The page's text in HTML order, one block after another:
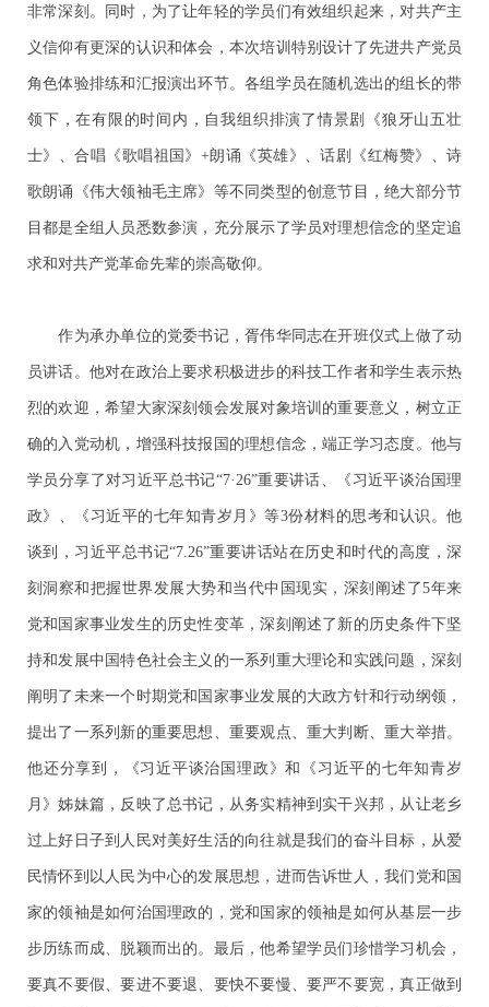
非常深刻。同时，为了让年轻的学员们有效组织起来，对共产主
义信仰有更深的认识和体会，本次培训特别设计了先进共产党员
角色体验排练和汇报演出环节。各组学员在随机选出的组长的带
领下，在有限的时间内，自我组织排演了情景剧《狼牙山五壮
士》、合唱《歌唱祖国》+朗诵《英雄》、话剧《红梅赞》、诗
歌朗诵《伟大领袖毛主席》等不同类型的创意节目，绝大部分节
目都是全组人员悉数参演，充分展示了学员对理想信念的坚定追
求和对共产党革命先辈的崇高敬仰。
作为承办单位的党委书记，胥伟华同志在开班仪式上做了动
员讲话。他对在政治上要求积极进步的科技工作者和学生表示热
烈的欢迎，希望大家深刻领会发展对象培训的重要意义，树立正
确的入党动机，增强科技报国的理想信念，端正学习态度。他与
学员分享了对习近平总书记“7·26”重要讲话、《习近平谈治国理
政》、《习近平的七年知青岁月》等3份材料的思考和认识。他
谈到，习近平总书记“7.26”重要讲话站在历史和时代的高度，深
刻洞察和把握世界发展大势和当代中国现实，深刻阐述了5年来
党和国家事业发生的历史性变革，深刻阐述了新的历史条件下坚
持和发展中国特色社会主义的一系列重大理论和实践问题，深刻
阐明了未来一个时期党和国家事业发展的大政方针和行动纲领，
提出了一系列新的重要思想、重要观点、重大判断、重大举措。
他还分享到，《习近平谈治国理政》和《习近平的七年知青岁
月》姊妹篇，反映了总书记，从务实精神到实干兴邦，从让老乡
过上好日子到人民对美好生活的向往就是我们的奋斗目标，从爱
民情怀到以人民为中心的发展思想，进而告诉世人，我们党和国
家的领袖是如何治国理政的，党和国家的领袖是如何从基层一步
步历练而成、脱颖而出的。最后，他希望学员们珍惜学习机会，
要真不要假、要进不要退、要快不要慢、要严不要宽，真正做到